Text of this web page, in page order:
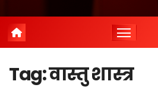
Tag:वास्तु शास्त्र